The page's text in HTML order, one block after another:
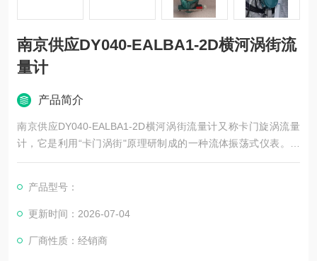
南京供应DY040-EALBA1-2D横河涡街流
量计
产品简介
南京供应DY040-EALBA1-2D横河涡街流量计又称卡门旋涡流量
计，它是利用“卡门涡街"原理研制成的一种流体振荡式仪表。当
流体以大的流速流过垂直于流体流向的非流线形柱状体时，只要
列，旋涡的分离频率与流体的流速成正比，与柱状体迎流面宽度
成反比
产品型号：
更新时间：2026-07-04
厂商性质：经销商